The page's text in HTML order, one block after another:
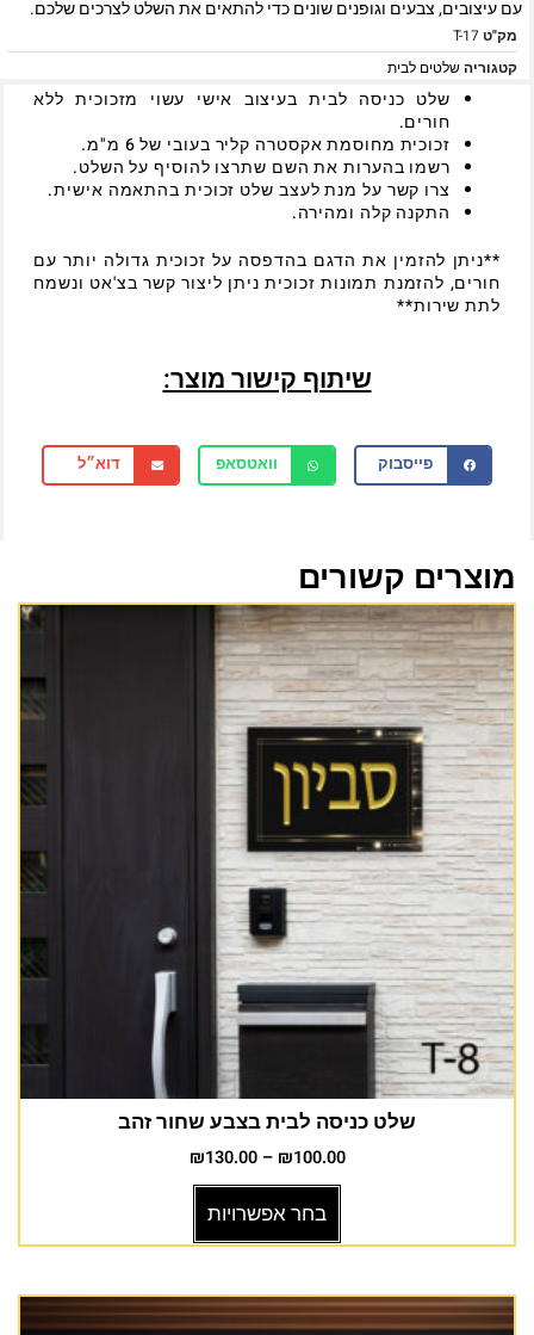
עם עיצובים, צבעים וגופנים שונים כדי להתאים את השלט לצרכים שלכם.
מק"טT-17
קטגוריהשלטים לבית
שלט כניסה לבית בעיצוב אישי עשוי מזכוכית ללא
חורים.
זכוכית מחוסמת אקסטרה קליר בעובי של 6 מ"מ.
רשמו בהערות את השם שתרצו להוסיף על השלט.
צרו קשר על מנת לעצב שלט זכוכית בהתאמה אישית.
התקנה קלה ומהירה.
**ניתן להזמין את הדגם בהדפסה על זכוכית גדולה יותר עם
חורים, להזמנת תמונות זכוכית ניתן ליצור קשר בצ'אט ונשמח
לתת שירות**
שיתוף קישור מוצר:
פייסבוק וואטסאפ דוא״ל
מוצרים קשורים
שלט כניסה לבית בצבע שחור זהב
₪100.00
–
₪130.00
בחר אפשרויות